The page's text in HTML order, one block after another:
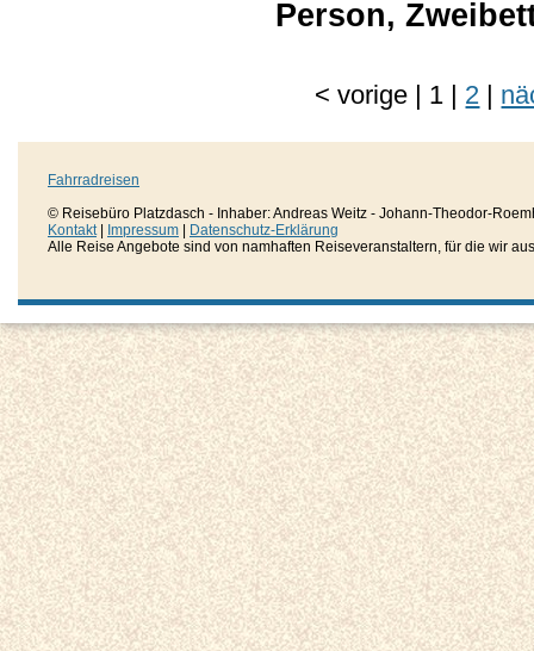
Person,
<vorige | 1 | 2 |
Fahrradreisen
© Reisebüro Platzdasch - Inhaber: Andreas Weitz - Johann-Theodor-
Kontakt| Impressum
Datenschutz-Erklärung
Alle Reise Angebote sind von namhaften Reiseveranstaltern, für die wir